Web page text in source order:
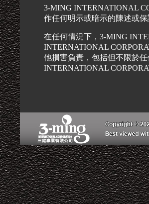
3-MING INTERNATIONAL
作任何明示或暗示的陳述或
在任何情況下，3-MING
INTERNATIONAL
他損害負責，包括但不限於
INTERNATIONAL